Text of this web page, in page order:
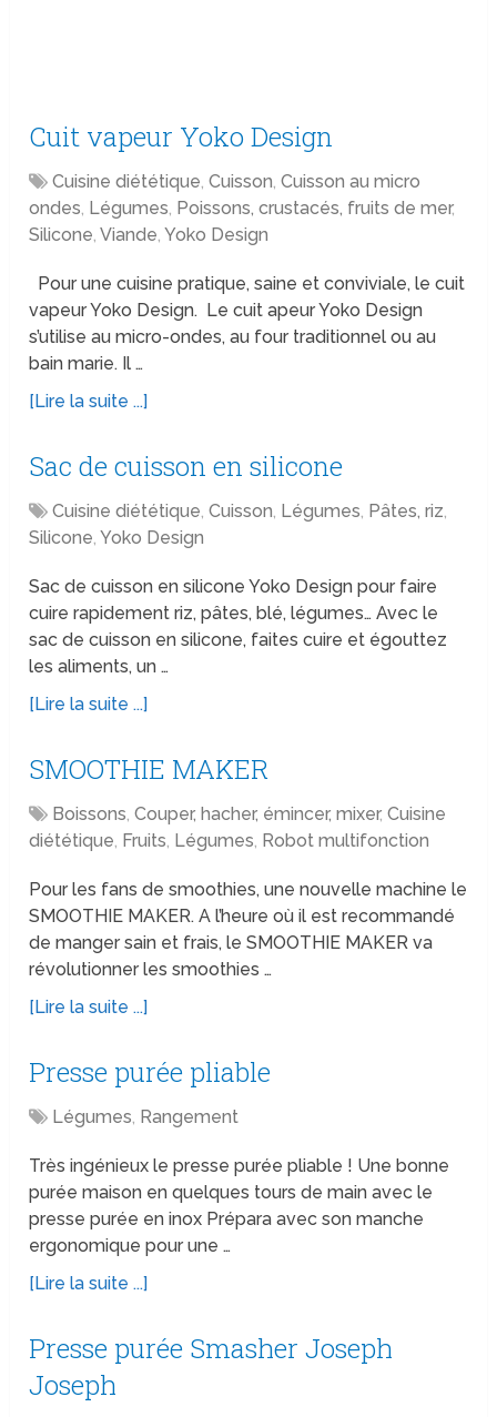
Cuit vapeur Yoko Design
Cuisine diététique,Cuisson,Cuisson au micro
ondes, Légumes, Poissons, crustacés, fruits de mer,
Silicone,Viande,Yoko Design
Pour une cuisine pratique, saine et conviviale, le cuit
vapeur Yoko Design. Le cuit apeur Yoko Design
s’utilise au micro-ondes, au four traditionnel ou au
bain marie. Il …
[Lire la suite ...]
Sac de cuisson en silicone
Cuisine diététique,Cuisson, Légumes, Pâtes, riz,
Silicone,Yoko Design
Sac de cuisson en silicone Yoko Design pour faire
cuire rapidement riz, pâtes, blé, légumes… Avec le
sac de cuisson en silicone, faites cuire et égouttez
les aliments, un …
[Lire la suite ...]
SMOOTHIE MAKER
Boissons,Couper, hacher, émincer, mixer,Cuisine
diététique, Fruits, Légumes, Robot multifonction
Pour les fans de smoothies, une nouvelle machine le
SMOOTHIE MAKER. A l’heure où il est recommandé
de manger sain et frais, le SMOOTHIE MAKER va
révolutionner les smoothies …
[Lire la suite ...]
Presse purée pliable
Légumes, Rangement
Très ingénieux le presse purée pliable ! Une bonne
purée maison en quelques tours de main avec le
presse purée en inox Prépara avec son manche
ergonomique pour une …
[Lire la suite ...]
Presse purée Smasher Joseph
Joseph